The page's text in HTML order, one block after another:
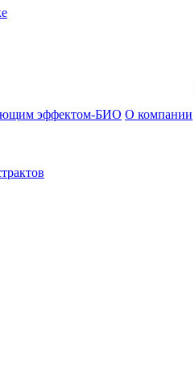
эффектом-БИО О компании